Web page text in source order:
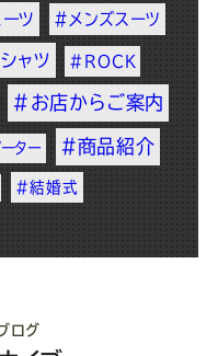
ツ #メンズスーツ
ャツ #ROCK
#お店からご案内
ター #商品紹介
#結婚式
ログ